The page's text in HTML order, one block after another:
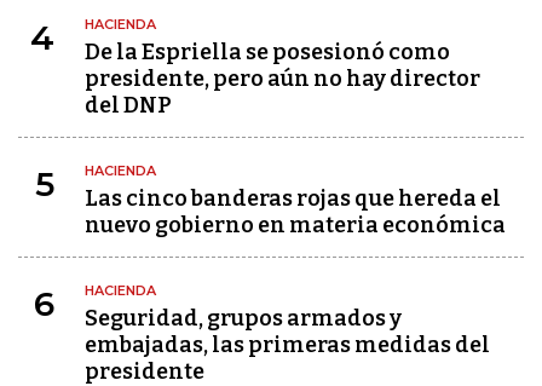
4 HACIENDA
De la Espriella se posesionó como
presidente, pero aún no hay director
del DNP
5 HACIENDA
Las cinco banderas rojas que hereda el
nuevo gobierno en materia económica
6 HACIENDA
Seguridad, grupos armados y
embajadas, las primeras medidas del
presidente